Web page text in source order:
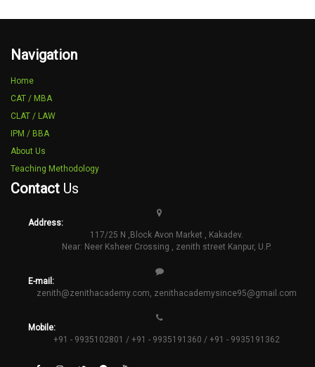
Navigation
Home
CAT / MBA
CLAT / LAW
IPM / BBA
About Us
Teaching Methodology
Contact Us
Address:
117/25 N ,Block Avon Market , Kakadev.
Near: Neer Ksheer Crossing , zenith street Kanpur, U.P.
E-mail:
zenith@zenithacademy.com zenithacademysince95@gmail.com
Mobile:
+91 - 9935102801 / +91 - 9935191360 / +91 - 9935191362